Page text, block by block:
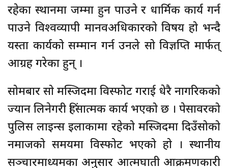
रहेका स्थानमा जम्मा हुन पाउने र धार्मिक कार्य गर्न
पाउने विश्वव्यापी मानवअधिकारको विषय हो भन्दै
यस्ता कार्यको सम्मान गर्न उनले सो विज्ञप्ति मार्फत्
आग्रह गरेका हुन् ।
सोमबार सो मस्जिदमा विस्फोट गराई धेरै नागरिकको
ज्यान लिनेगरी हिंसात्मक कार्य भएको छ । पेसावरको
पुलिस लाइन्स इलाकामा रहेको मस्जिदमा दिउँसोको
नमाजको समयमा विस्फोट भएको हो । स्थानीय
सञ्चारमाध्यमका अनुसार आत्मघाती आक्रमणकारी